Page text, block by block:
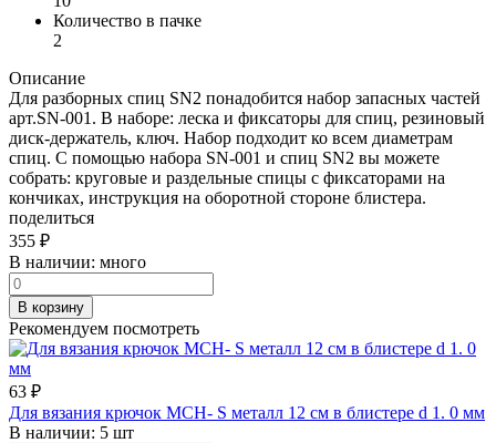
Количество в пачке
2
Описание
Для разборных спиц SN2 понадобится набор запасных частей
арт.SN-001. В наборе: леска и фиксаторы для спиц, резиновый
диск-держатель, ключ. Набор подходит ко всем диаметрам
спиц. С помощью набора SN-001 и спиц SN2 вы можете
собрать: круговые и раздельные спицы с фиксаторами на
кончиках, инструкция на оборотной стороне блистера.
поделиться
355 ₽
В наличии: много
В корзину
Рекомендуем посмотреть
63 ₽
Для вязания крючок MCH- S металл 12 см в блистере d 1. 0 мм
В наличии: 5 шт